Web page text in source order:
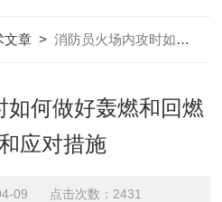
文章 >消防员火场内攻时如何做好轰燃和回燃的预防和应对措施
如何做好轰燃和回燃
应对措施
09 点击次数：2431